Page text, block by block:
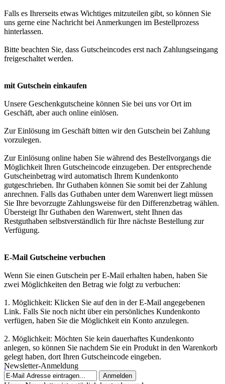
Falls es Ihrerseits etwas Wichtiges mitzuteilen gibt, so können Sie
uns gerne eine Nachricht bei Anmerkungen im Bestellprozess
hinterlassen.
Bitte beachten Sie, dass Gutscheincodes erst nach Zahlungseingang
freigeschaltet werden.
mit Gutschein einkaufen
Unsere Geschenkgutscheine können Sie bei uns vor Ort im
Geschäft, aber auch online einlösen.
Zur Einlösung im Geschäft bitten wir den Gutschein bei Zahlung
vorzulegen.
Zur Einlösung online haben Sie während des Bestellvorgangs die
Möglichkeit Ihren Gutscheincode einzugeben. Der entsprechende
Gutscheinbetrag wird automatisch Ihrem Kundenkonto
gutgeschrieben. Ihr Guthaben können Sie somit bei der Zahlung
anrechnen. Falls das Guthaben unter dem Warenwert liegt müssen
Sie Ihre bevorzugte Zahlungsweise für den Differenzbetrag wählen.
Übersteigt Ihr Guthaben den Warenwert, steht Ihnen das
Restguthaben selbstverständlich für Ihre nächste Bestellung zur
Verfügung.
E-Mail Gutscheine verbuchen
Wenn Sie einen Gutschein per E-Mail erhalten haben, haben Sie
zwei Möglichkeiten den Betrag wie folgt zu verbuchen:
1. Möglichkeit: Klicken Sie auf den in der E-Mail angegebenen
Link. Falls Sie noch nicht über ein persönliches Kundenkonto
verfügen, haben Sie die Möglichkeit ein Konto anzulegen.
2. Möglichkeit: Möchten Sie kein dauerhaftes Kundenkonto
anlegen, so können Sie nachdem Sie ein Produkt in den Warenkorb
gelegt haben, dort Ihren Gutscheincode eingeben.
Newsletter-Anmeldung
Anmelden